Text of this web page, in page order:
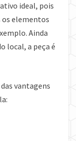
ideal, pois
elementos
Ainda
local, a peça é
vantagens